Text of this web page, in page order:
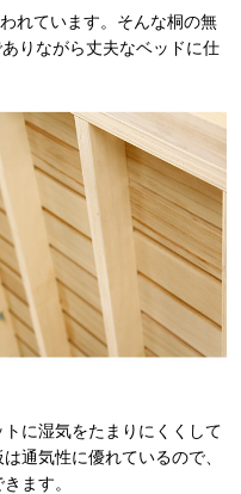
れています。そんな桐の無
りながら丈夫なベッドに仕
に湿気をたまりにくくして
通気性に優れているので、
ます。